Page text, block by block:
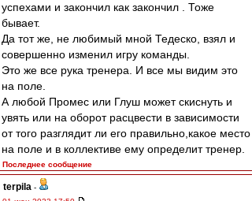
успехами и закончил как закончил . Тоже
бывает.
Да тот же, не любимый мной Тедеско, взял и
совершенно изменил игру команды.
Это же все рука тренера. И все мы видим это
на поле.
А любой Промес или Глуш может скиснуть и
увять или на оборот расцвести в зависимости
от того разглядит ли его правильно,какое место
на поле и в коллективе ему определит тренер.
Последнее сообщение
terpila -